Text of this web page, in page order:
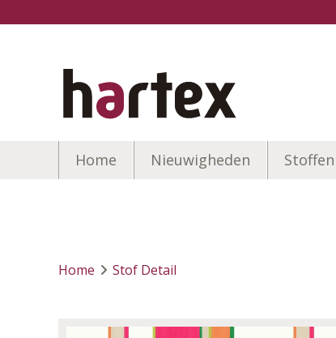
Home Nieuwigheden Stoffen
Home Stof Detail